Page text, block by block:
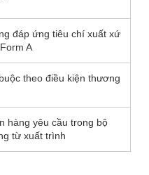
đáp ứng tiêu chí xuất xứ
A
theo điều kiện thương
hàng yêu cầu trong bộ
từ xuất trình